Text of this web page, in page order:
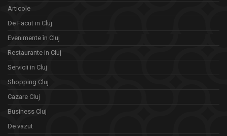
Articole
De Facut in Cluj
Evenimente în Cluj
Restaurante in Cluj
Servicii in Cluj
Shopping Cluj
Cazare Cluj
Business Cluj
De vazut